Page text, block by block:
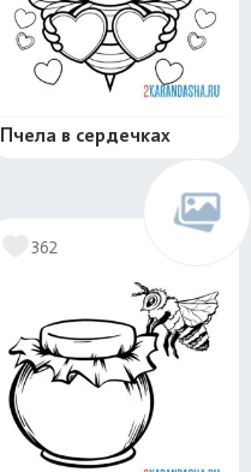
Пчела в сердечках
362